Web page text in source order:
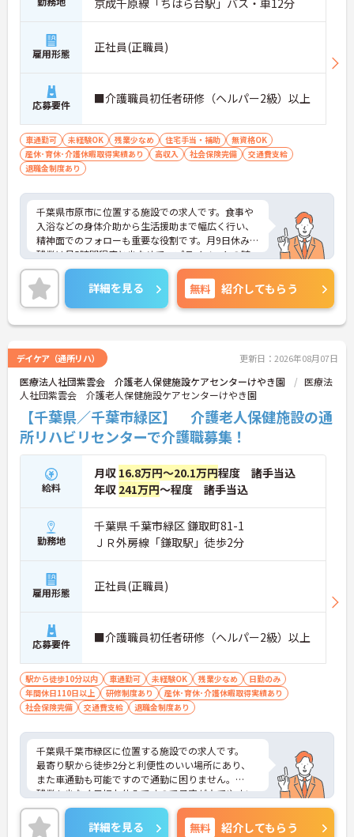
京成千原線「ちはら台駅」バス・車12分
雇用形態 正社員(正職員)
応募要件 ■介護職員初任者研修（ヘルパー2級）以上
車通勤可 未経験OK 残業少なめ 住宅手当・補助
無資格OK
産休･育休･介護休暇取得実績あり
高収入 社会保険完備
交通費支給
退職金制度あり
千葉県市原市に位置する施設での求人です。食事や
入浴などの身体介助から生活援助まで幅広く行い、
精神面でのフォローも重要な役割です。月9日休み、
残業は月5時間程度と少なめで、プライベートの時
間も確保しやすいです。マイカー通勤も可能で、福
利厚生も整っていますので、安心して働ける職場で
す。興味のある方は詳細等をお伝えしますので、お
気軽にお問い合わせください。
詳細を見る 無料 紹介してもらう
デイケア（通所リハ） 更新日：2026年08月07日
医療法人社団紫雲会 介護老人保健施設ケアセンターけやき園
医療法
人社団紫雲会 介護老人保健施設ケアセンターけやき園
【千葉県／千葉市緑区】 介護老人保健施設の通
所リハビリセンターで介護職募集！
給料
月収 16.8万円～20.1万円程度 諸手当込
年収 241万円～程度 諸手当込
勤務地
千葉県 千葉市緑区 鎌取町81-1
ＪＲ外房線「鎌取駅」徒歩2分
雇用形態 正社員(正職員)
応募要件 ■介護職員初任者研修（ヘルパー2級）以上
駅から徒歩10分以内 車通勤可 未経験OK 残業少なめ
日勤のみ
年間休日110日以上
研修制度あり
産休･育休･介護休暇取得実績あり
社会保険完備
交通費支給 退職金制度あり
千葉県千葉市緑区に位置する施設での求人です。
最寄り駅から徒歩2分と利便性のいい場所にあり、
また車通勤も可能ですので通勤に困りません。
残業も少なく日祝お休みですので予定が立てやすい
です。
ご興味のある方はお気軽にお問い合わせ下さい！
詳細を見る 無料 紹介してもらう